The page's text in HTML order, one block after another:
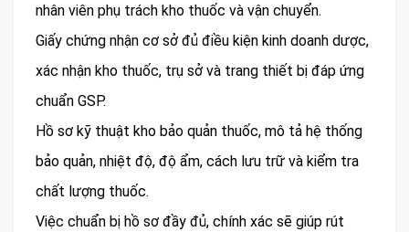
nhân viên phụ trách kho thuốc và vận chuyển.
Giấy chứng nhận cơ sở đủ điều kiện kinh doanh dược,
xác nhận kho thuốc, trụ sở và trang thiết bị đáp ứng
chuẩn GSP.
Hồ sơ kỹ thuật kho bảo quản thuốc, mô tả hệ thống
bảo quản, nhiệt độ, độ ẩm, cách lưu trữ và kiểm tra
chất lượng thuốc.
Việc chuẩn bị hồ sơ đầy đủ, chính xác sẽ giúp rút